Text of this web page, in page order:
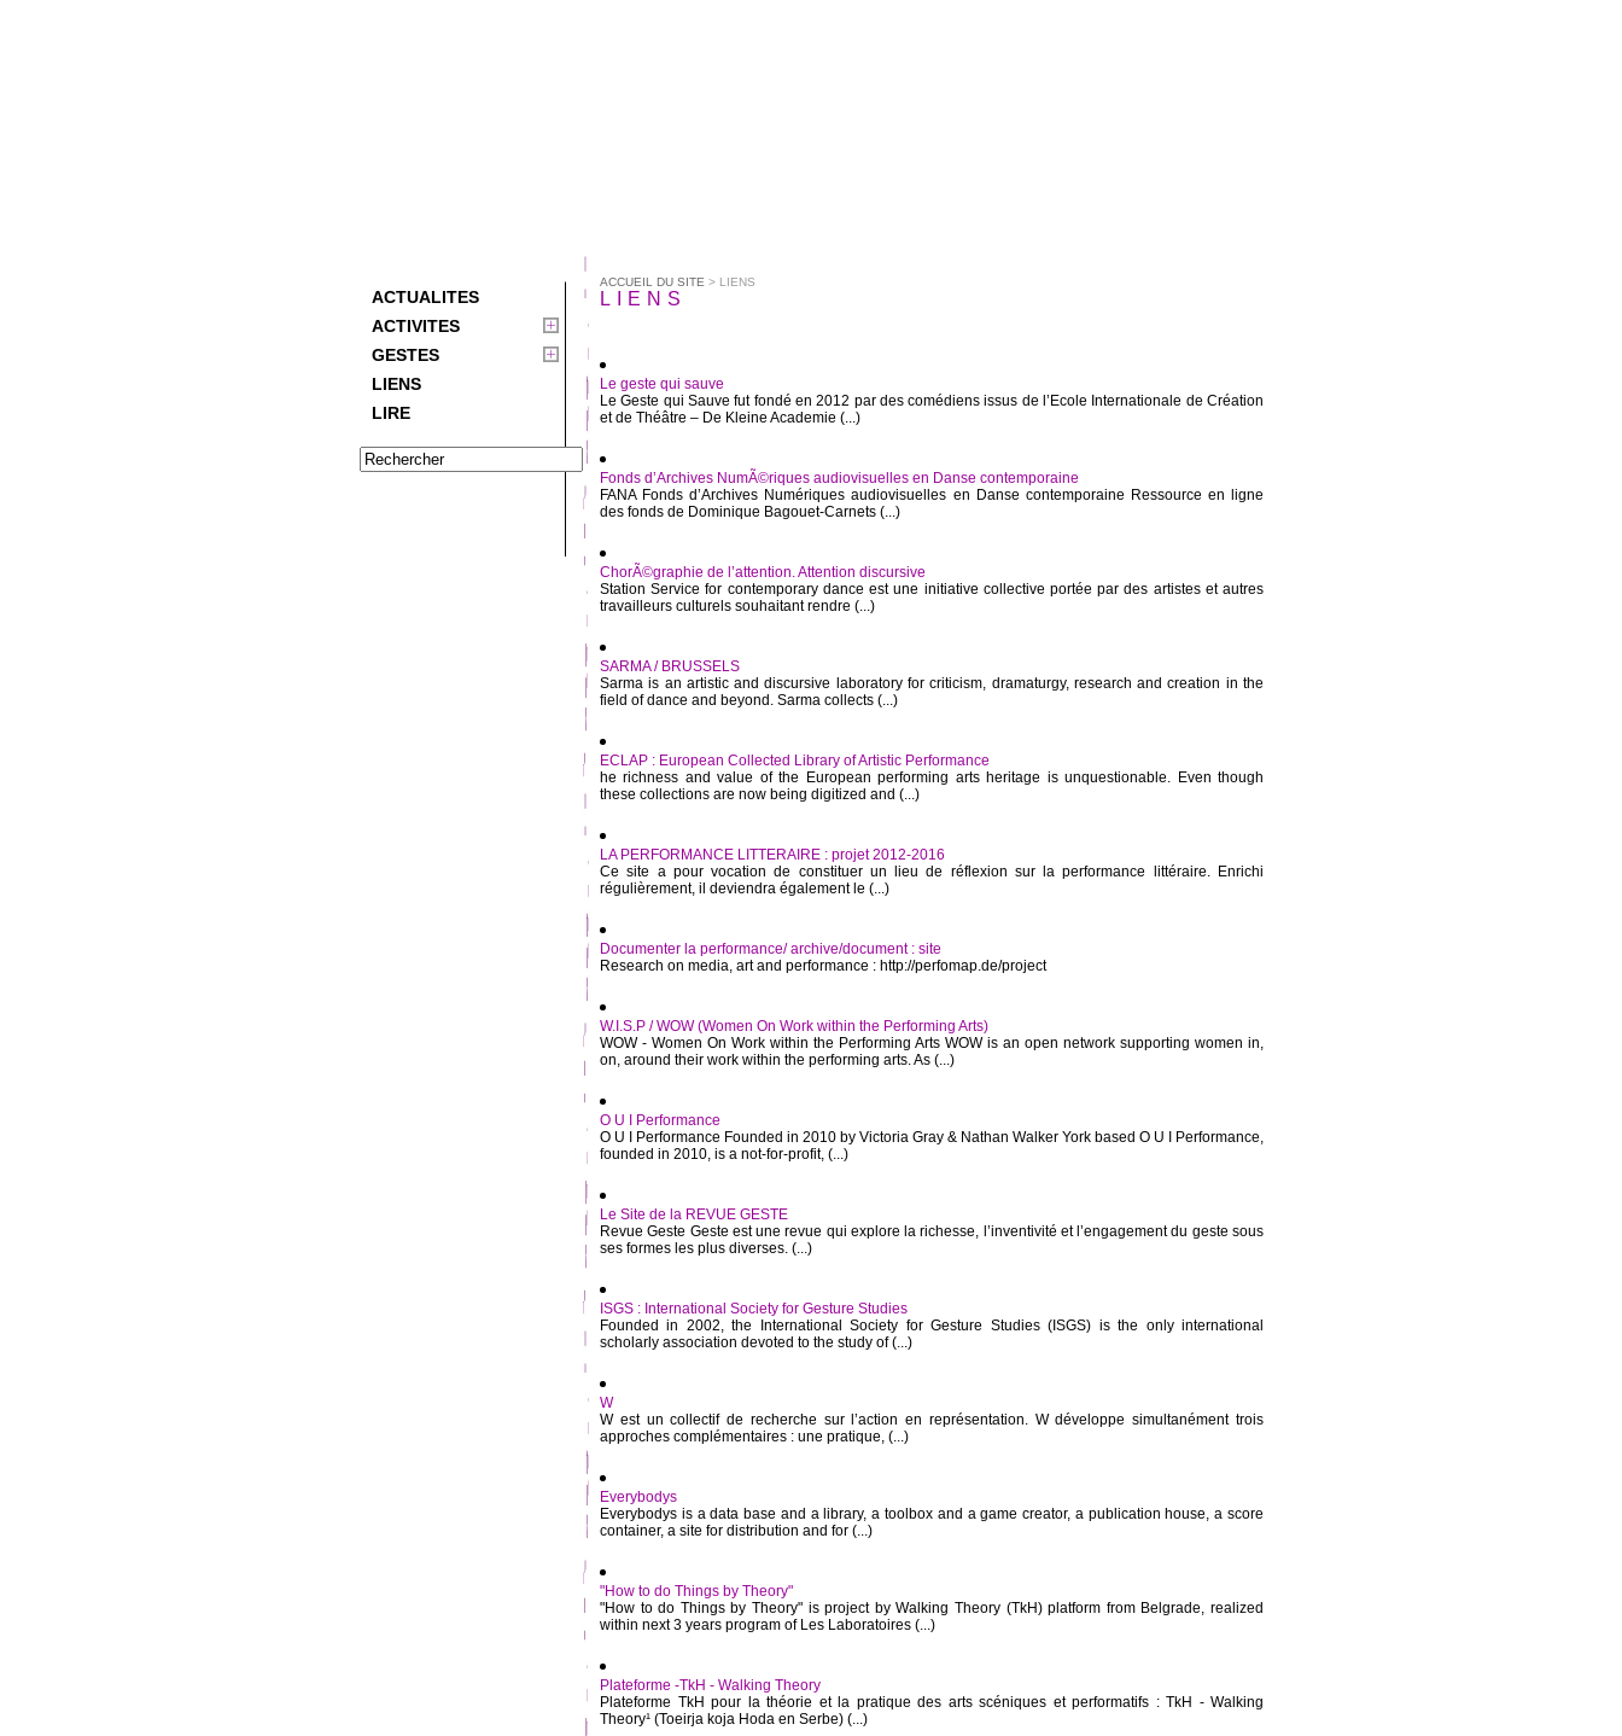
ACTUALITES
ACTIVITES
GESTES
LIENS
LIRE
ACCUEIL DU SITE > LIENS
LIENS
Le geste qui sauve
Le Geste qui Sauve fut fondé en 2012 par des comédiens issus de l’Ecole Internationale de Création
et de Théâtre – De Kleine Academie (...)
Fonds d’Archives NumÃ©riques audiovisuelles en Danse contemporaine
FANA Fonds d’Archives Numériques audiovisuelles en Danse contemporaine Ressource en ligne
des fonds de Dominique Bagouet-Carnets (...)
ChorÃ©graphie de l’attention. Attention discursive
Station Service for contemporary dance est une initiative collective portée par des artistes et autres
travailleurs culturels souhaitant rendre (...)
SARMA / BRUSSELS
Sarma is an artistic and discursive laboratory for criticism, dramaturgy, research and creation in the
field of dance and beyond. Sarma collects (...)
ECLAP : European Collected Library of Artistic Performance
he richness and value of the European performing arts heritage is unquestionable. Even though
these collections are now being digitized and (...)
LA PERFORMANCE LITTERAIRE : projet 2012-2016
Ce site a pour vocation de constituer un lieu de réflexion sur la performance littéraire. Enrichi
régulièrement, il deviendra également le (...)
Documenter la performance/ archive/document : site
Research on media, art and performance : http://perfomap.de/project
W.I.S.P / WOW (Women On Work within the Performing Arts)
WOW - Women On Work within the Performing Arts WOW is an open network supporting women in,
on, around their work within the performing arts. As (...)
O U I Performance
O U I Performance Founded in 2010 by Victoria Gray & Nathan Walker York based O U I Performance,
founded in 2010, is a not-for-profit, (...)
Le Site de la REVUE GESTE
Revue Geste Geste est une revue qui explore la richesse, l’inventivité et l’engagement du geste sous
ses formes les plus diverses. (...)
ISGS : International Society for Gesture Studies
Founded in 2002, the International Society for Gesture Studies (ISGS) is the only international
scholarly association devoted to the study of (...)
W
W est un collectif de recherche sur l’action en représentation. W développe simultanément trois
approches complémentaires : une pratique, (...)
Everybodys
Everybodys is a data base and a library, a toolbox and a game creator, a publication house, a score
container, a site for distribution and for (...)
"How to do Things by Theory"
"How to do Things by Theory" is project by Walking Theory (TkH) platform from Belgrade, realized
within next 3 years program of Les Laboratoires (...)
Plateforme -TkH - Walking Theory
Plateforme TkH pour la théorie et la pratique des arts scéniques et performatifs : TkH - Walking
Theory¹ (Toeirja koja Hoda en Serbe) (...)